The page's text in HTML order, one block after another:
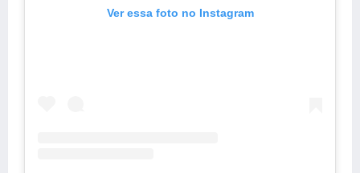
Ver essa foto no Instagram